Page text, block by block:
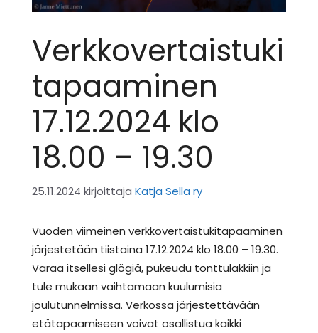
Verkkovertaistuki
tapaaminen
17.12.2024 klo
18.00 – 19.30
25.11.2024 kirjoittaja Katja Sella ry
Vuoden viimeinen verkkovertaistukitapaaminen
järjestetään tiistaina 17.12.2024 klo 18.00 – 19.30.
Varaa itsellesi glögiä, pukeudu tonttulakkiin ja
tule mukaan vaihtamaan kuulumisia
joulutunnelmissa. Verkossa järjestettävään
etätapaamiseen voivat osallistua kaikki